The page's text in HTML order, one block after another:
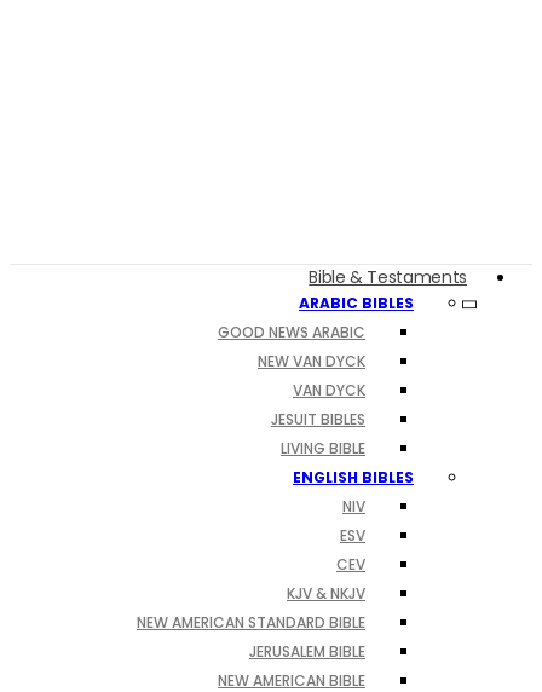
Bible & Testaments
ARABIC BIBLES
GOOD NEWS ARABIC
NEW VAN DYCK
VAN DYCK
JESUIT BIBLES
LIVING BIBLE
ENGLISH BIBLES
NIV
ESV
CEV
KJV & NKJV
NEW AMERICAN STANDARD BIBLE
JERUSALEM BIBLE
NEW AMERICAN BIBLE